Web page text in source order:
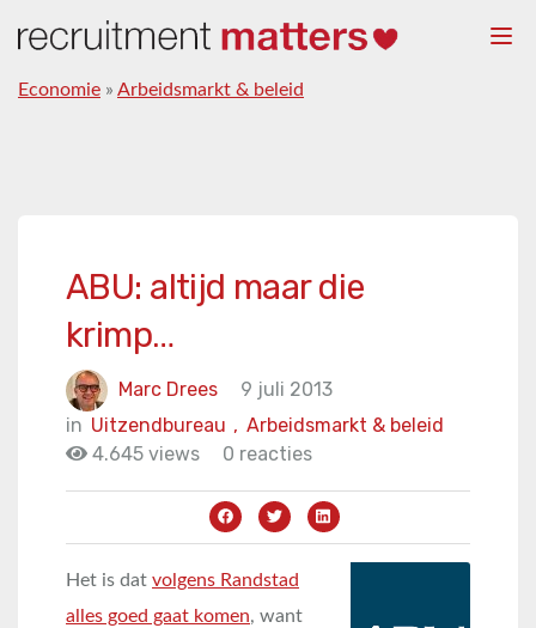
Economie » Arbeidsmarkt & beleid
ABU: altijd maar die
krimp…
Marc Drees
9 juli 2013
in
Arbeidsmarkt & beleid
Uitzendbureau ,
4.645 views
0 reacties
Het is dat volgens Randstad
alles goed gaat komen, want